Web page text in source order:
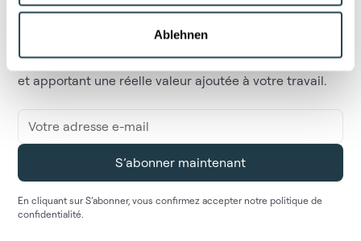
Ablehnen
Recevez chaque moisnotre newsletterprésentant les
matière d'IA, de données sur les matériaux et
d'innovation en laboratoire. Concise, bien documentée
et apportant une réelle valeur ajoutée à votre travail.
En cliquant sur S’abonner, vous confirmez accepter notre politique de
confidentialité.